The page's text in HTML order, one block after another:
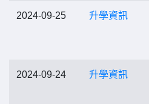
2024-09-25 升學資訊
2024-09-24 升學資訊